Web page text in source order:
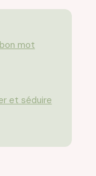
mot
et séduire